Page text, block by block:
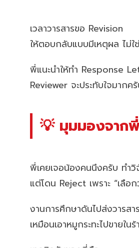
เวลาวารสารขอ Revision
ให้ตอบกลับแบบมีเหตุผล ไม่
พี่แนะนำให้ทำ Response
Reviewer จะประทับใจมากค
💡 มุมมองจาก
พี่เคยเจอน้องคนนึงครับ ทำ
แต่โดน Reject เพราะ “เลือ
งานการศึกษาดันไปส่งวารส
เหมือนเอาหมูกระทะไปขายใน